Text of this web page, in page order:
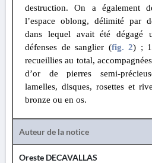
destruction. On a également
l’espace oblong, délimité par
dans lequel avait été dégagé
défenses de sanglier (fig. 2) ;
recueillies au total,
d’or de pierres semi-
lamelles, disques, rosettes et
bronze ou en os.
Auteur de la notice
Oreste DECAVALLAS